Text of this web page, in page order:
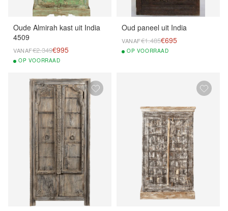
Oude Almirah kast uit India
4509
VANAF€2.349€995
OP VOORRAAD
Oud paneel uit India
VANAF€1.485€695
OP VOORRAAD